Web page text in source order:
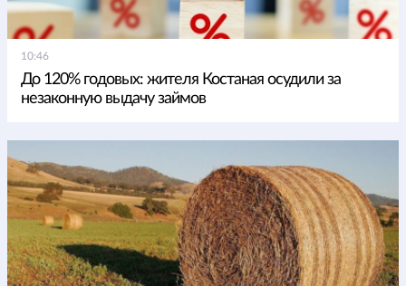
10:46
До 120% годовых: жителя Костаная осудили за
незаконную выдачу займов